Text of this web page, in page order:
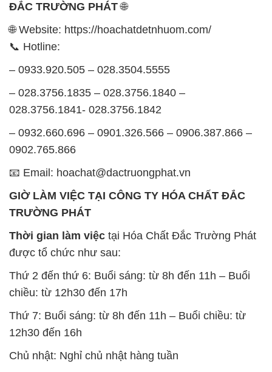
ĐẮC TRƯỜNG PHÁT🌐
🌐 Website: https://hoachatdetnhuom.com/
📞 Hotline:
– 0933.920.505 – 028.3504.5555
– 028.3756.1835 – 028.3756.1840 –
028.3756.1841- 028.3756.1842
– 0932.660.696 – 0901.326.566 – 0906.387.866 –
0902.765.866
📧 Email: hoachat@dactruongphat.vn
GIỜ LÀM VIỆC TẠI CÔNG TY HÓA CHẤT ĐẮC
TRƯỜNG PHÁT
Thời gian làm việc tại Hóa Chất Đắc Trường Phát
được tổ chức như sau:
Thứ 2 đến thứ 6: Buổi sáng: từ 8h đến 11h – Buổi
chiều: từ 12h30 đến 17h
Thứ 7: Buổi sáng: từ 8h đến 11h – Buổi chiều: từ
12h30 đến 16h
Chủ nhật: Nghỉ chủ nhật hàng tuần